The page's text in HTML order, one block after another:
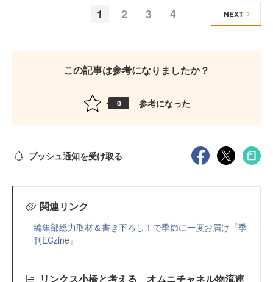
1 2 3 4 NEXT
この記事は参考になりましたか？
0 参考になった
プッシュ通知を受け取る
関連リンク
編集部総力取材＆書き下ろし！で季節に一度お届け『季
刊ECzine』
リンクス小橋と考える オムニチャネル物流連